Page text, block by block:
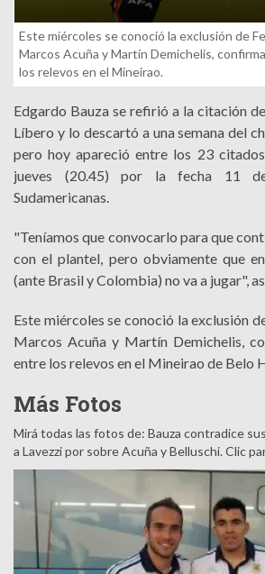
Este miércoles se conoció la exclusión de
Marcos Acuña y Martín Demichelis,
los relevos en el Mineirao.
Edgardo Bauza se refirió a la citación
Líbero y lo descartó a una semana del
pero hoy apareció entre los 23
jueves (20.45) por la fecha 11
Sudamericanas.
"Teníamos que convocarlo para que
con el plantel, pero obviamente que
(ante Brasil y Colombia) no va a jugar",
Este miércoles se conoció la exclusión
Marcos Acuña y Martín Demichelis,
entre los relevos en el Mineirao de Belo
Más Fotos
Mirá todas las fotos de: Bauza contradice
a Lavezzi por sobre Acuña y Belluschi. Clic